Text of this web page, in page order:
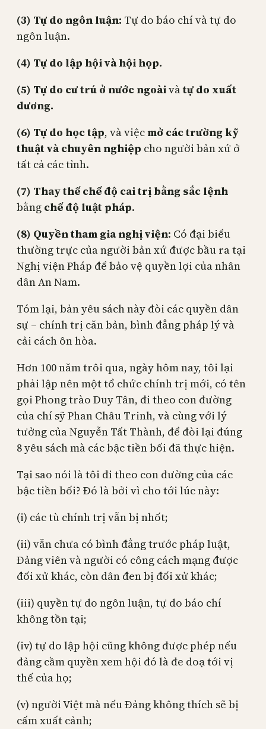
(3) Tự do ngôn luận: Tự do báo chí và tự do
ngôn luận.
(4) Tự do lập hội và hội họp.
(5) Tự do cư trú ở nước ngoàivàtự do xuất
dương.
(6) Tự do học tập, và việcmở các trường kỹ
thuật và chuyên nghiệp cho người bản xứ ở
tất cả các tỉnh.
(7) Thay thế chế độ cai trị bằng sắc lệnh
bằng chế độ luật pháp.
(8) Quyền tham gia nghị viện: Có đại biểu
thường trực của người bản xứ được bầu ra tại
Nghị viện Pháp để bảo vệ quyền lợi của nhân
dân An Nam.
Tóm lại, bản yêu sách này đòi các quyền dân
sự – chính trị căn bản, bình đẳng pháp lý và
cải cách ôn hòa.
Hơn 100 năm trôi qua, ngày hôm nay, tôi lại
phải lập nên một tổ chức chính trị mới, có tên
gọi Phong trào Duy Tân, đi theo con đường
của chí sỹ Phan Châu Trinh, và cùng với lý
tưởng của Nguyễn Tất Thành, để đòi lại đúng
8 yêu sách mà các bậc tiền bối đã thực hiện.
Tại sao nói là tôi đi theo con đường của các
bậc tiền bối? Đó là bởi vì cho tới lúc này:
(i) các tù chính trị vẫn bị nhốt;
(ii) vẫn chưa có bình đẳng trước pháp luật,
Đảng viên và người có công cách mạng được
đối xử khác, còn dân đen bị đối xử khác;
(iii) quyền tự do ngôn luận, tự do báo chí
không tồn tại;
(iv) tự do lập hội cũng không được phép nếu
đảng cầm quyền xem hội đó là đe doạ tới vị
thế của họ;
(v) người Việt mà nếu Đảng không thích sẽ bị
cấm xuất cảnh;